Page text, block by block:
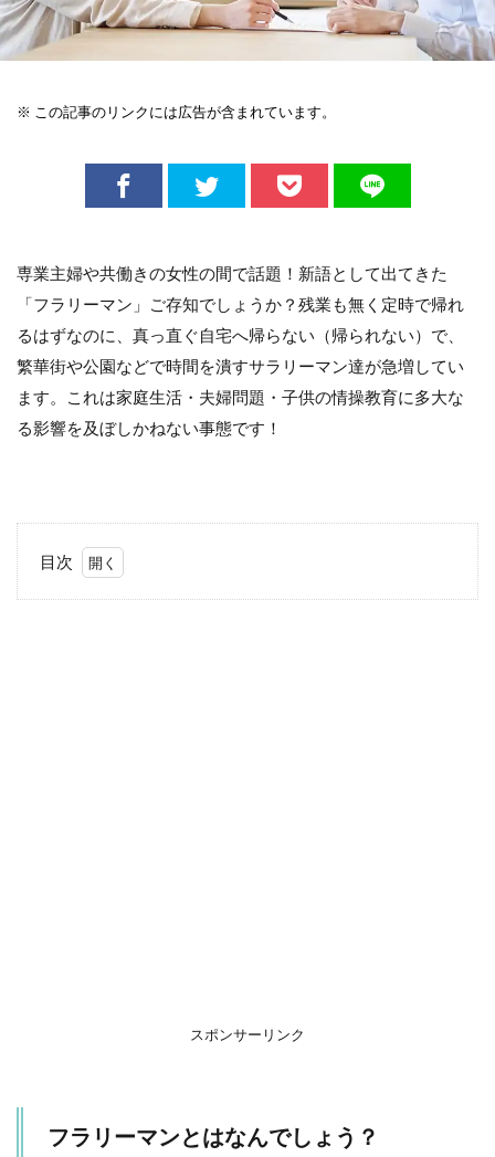
※ この記事のリンクには広告が含まれています。
専業主婦や共働きの女性の間で話題！新語として出てきた
「フラリーマン」ご存知でしょうか？残業も無く定時で帰れ
るはずなのに、真っ直ぐ自宅へ帰らない（帰られない）で、
繁華街や公園などで時間を潰すサラリーマン達が急増してい
ます。これは家庭生活・夫婦問題・子供の情操教育に多大な
る影響を及ぼしかねない事態です！
目次
分
スポンサーリンク
フラリーマンとはなんでしょう？